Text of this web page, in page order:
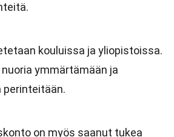
kouluissa ja yliopistoissa.
ymmärtämään ja
perinteitään.
on myös saanut tukea